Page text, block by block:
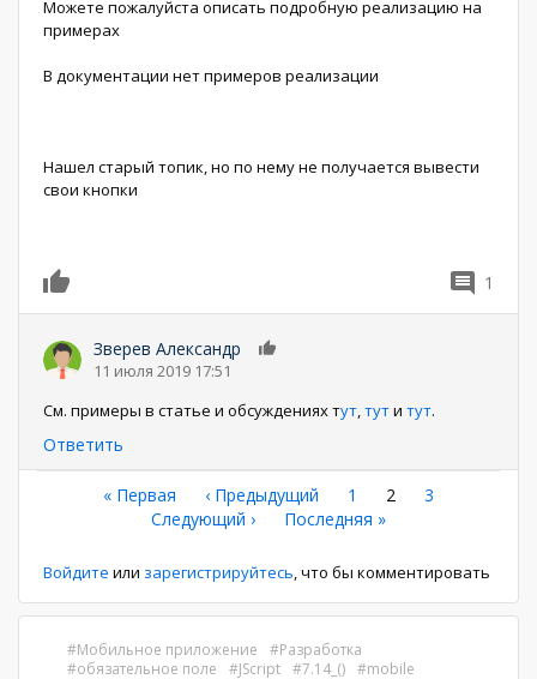
Можете пожалуйста описать подробную реализацию на
примерах
В документации нет примеров реализации
Нашел старый топик, но по нему не получается вывести
свои кнопки
1
Зверев Александр
11 июля 2019 17:51
См. примеры в статье и обсуждениях тут,тути тут.
Ответить
Нумерация
страниц
Первая
страница
« Первая ←
‹ Предыдущий Страница
1
Текущая
2 Страница
3
Следующая
Следующий ›
Последняя
Последняя »
Войдите или зарегистрируйтесь, что бы комментировать
Мобильное приложение
Разработка
обязательное поле
JScript 7.14_() mobile